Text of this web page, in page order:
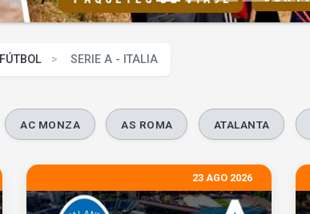
FÚTBOL SERIE A - ITALIA
AC MONZA AS ROMA ATALANTA
23 AGO 2026